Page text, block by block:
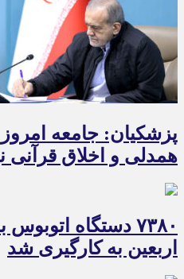
پزشکیان: جامعه
همدلی و اخلاق قرآنی
۷۳۸۰ دستگاه
اربعین به‌ کارگیری شد